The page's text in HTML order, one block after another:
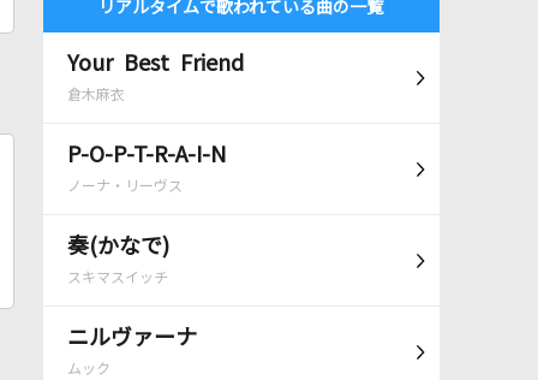
リアルタイムで歌われている曲の一覧
Your Best Friend
倉木麻衣
P-O-P-T-R-A-I-N
ノーナ・リーヴス
奏(かなで)
スキマスイッチ
ニルヴァーナ
ムック